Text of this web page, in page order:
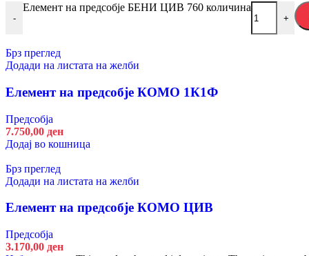
2.570,00ден
This product has multiple variants. The options
Додади на листата на желби
Елемент на предсобје АРАН П1 ОГ
Предсобја
Боја
-
Елемент на предсобје АРАН П1 ОГ количина
9.110,00ден
Избери опции
Брз преглед
-
Елемент на предсобје БЕНИ ЦИВ 760 количина
+
Брз преглед
Додади на листата на желби
Елемент на предсобје КОМО 1К1Ф
Предсобја
7.750,00 ден
Додај во кошница
Брз преглед
Додади на листата на желби
Елемент на предсобје КОМО ЦИВ
Предсобја
3.170,00 ден